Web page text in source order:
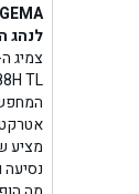
לנהג
מציע
נסיעה